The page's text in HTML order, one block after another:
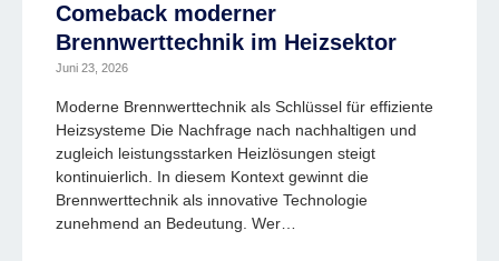
Comeback moderner
Brennwerttechnik im Heizsektor
Juni 23, 2026
Moderne Brennwerttechnik als Schlüssel für effiziente
Heizsysteme Die Nachfrage nach nachhaltigen und
zugleich leistungsstarken Heizlösungen steigt
kontinuierlich. In diesem Kontext gewinnt die
Brennwerttechnik als innovative Technologie
zunehmend an Bedeutung. Wer…